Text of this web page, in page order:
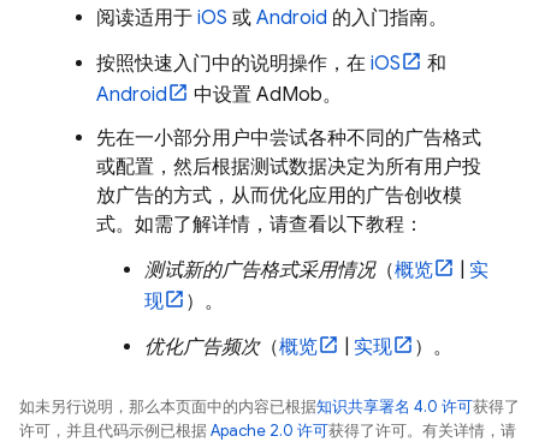
阅读适用于 iOS 或 Android 的入门指南。
按照快速入门中的说明操作，在 iOS
和
Android
中设置 AdMob。
先在一小部分用户中尝试各种不同的广告格式
或配置，然后根据测试数据决定为所有用户投
放广告的方式，从而优化应用的广告创收模
式。如需了解详情，请查看以下教程：
测试新的广告格式采用情况（概览
实
现
）。
优化广告频次（概览 实现 ）。
如未另行说明，那么本页面中的内容已根据知识共享署名 4.0 许可获得了
许可，并且代码示例已根据Apache 2.0 许可获得了许可。有关详情，请